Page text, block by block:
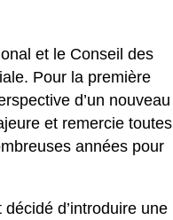
et le Conseil des
Pour la première
d’un nouveau
et remercie toutes
années pour
d’introduire une